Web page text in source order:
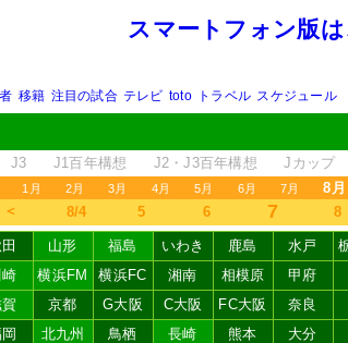
スマートフォン版
移籍 注目の試合 テレビ toto トラベル スケジュール
J3 J1百年構想 J2・J3百年構想 Jカップ
1月 2月 3月 4月 5月 6月 7月 8月
＜ 8/4 5 6 7 8
山形 福島 いわき 鹿島 水戸
崎 横浜FM 横浜FC 湘南 相模原 甲府
京都 G大阪 C大阪 FC大阪 奈良
北九州 鳥栖 長崎 熊本 大分